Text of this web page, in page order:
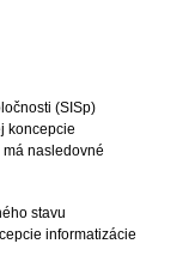
(SISp)
koncepcie
nasledovné
stavu
informatizácie